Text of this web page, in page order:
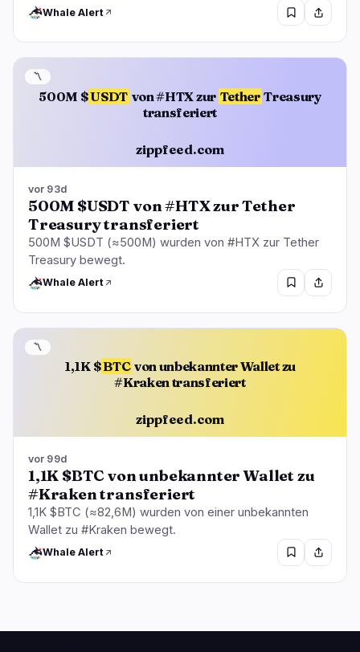
Whale Alert
500M $USDT von #HTX zur Tether Treasury
transferiert
zippfeed.com
〽️
vor 93d
500M $USDT von #HTX zur Tether
Treasury transferiert
500M $USDT (≈500M) wurden von #HTX zur Tether
Treasury bewegt.
Whale Alert
1,1K $BTC von unbekannter Wallet zu
#Kraken transferiert
zippfeed.com
〽️
vor 99d
1,1K $BTC von unbekannter Wallet zu
#Kraken transferiert
1,1K $BTC (≈82,6M) wurden von einer unbekannten
Wallet zu #Kraken bewegt.
Whale Alert